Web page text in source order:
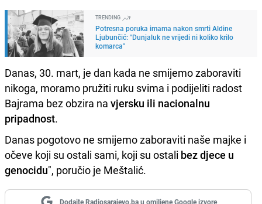
TRENDING
Potresna poruka imama nakon smrti Aldine
Ljubunčić: "Dunjaluk ne vrijedi ni koliko krilo
komarca"
Danas, 30. mart, je dan kada ne smijemo zaboraviti
nikoga, moramo pružiti ruku svima i podijeliti radost
Bajrama bez obzira na vjersku ili nacionalnu
pripadnost.
Danas pogotovo ne smijemo zaboraviti naše majke i
očeve koji su ostali sami, koji su ostali bez djece u
genocidu", poručio je Meštalić.
Dodajte Radiosarajevo.ba u omiljene Google izvore